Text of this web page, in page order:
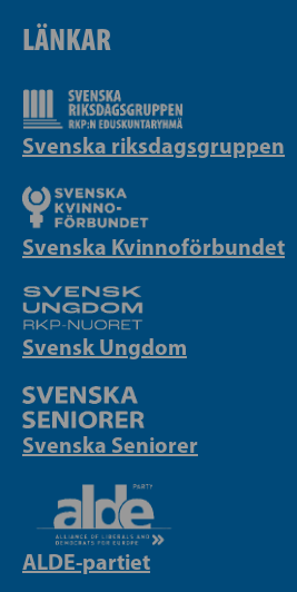
LÄNKAR
Svenska riksdagsgruppen
Svenska Kvinnoförbundet
Svensk Ungdom
Svenska Seniorer
ALDE-partiet